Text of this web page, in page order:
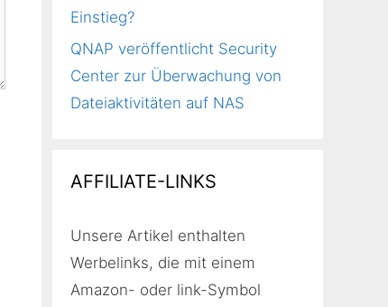
Einstieg?
QNAP veröffentlicht Security
Center zur Überwachung von
Dateiaktivitäten auf NAS
AFFILIATE-LINKS
Unsere Artikel enthalten
Werbelinks, die mit einem
Amazon- oder link-Symbol